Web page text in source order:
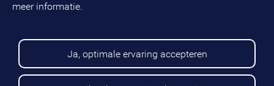
meer informatie.
Ja, optimale ervaring accepteren
Copyright © 2026 BMC
Disclaimer Sitemap